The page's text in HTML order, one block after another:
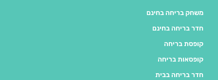
משחק בריחה בחינם
חדר בריחה בחינם
קופסת בריחה
קופסאות בריחה
חדר בריחה בבית